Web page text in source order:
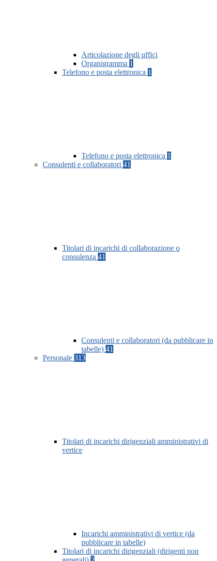
Articolazione degli uffici
Organigramma 1
Telefono e posta elettronica 1
Telefono e posta elettronica 1
Consulenti e collaboratori 41
Titolari di incarichi di collaborazione o
consulenza 41
Consulenti e collaboratori (da pubblicare in
tabelle) 41
Personale 313
Titolari di incarichi dirigenziali amministrativi di
vertice
Incarichi amministrativi di vertice (da
pubblicare in tabelle)
Titolari di incarichi dirigenziali (dirigenti non